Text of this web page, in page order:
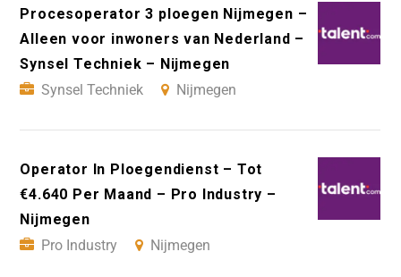
Procesoperator 3 ploegen Nijmegen –
Alleen voor inwoners van Nederland –
Synsel Techniek – Nijmegen
Synsel Techniek
Nijmegen
Operator In Ploegendienst – Tot
€4.640 Per Maand – Pro Industry –
Nijmegen
Pro Industry
Nijmegen